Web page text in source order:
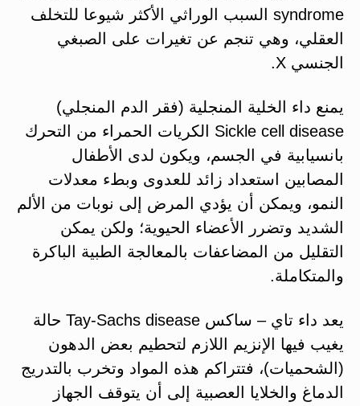
syndrome السبب الوراثي الأكثر شيوعا للتخلف
العقلي، وهي تنجم عن تغيرات على الصبغي
الجنسي X.
يمنع داء الخلية المنجلية (فقر الدم المنجلي)
Sickle cell disease الكريات الحمراء من التحرك
بانسيابية في الجسم، ويكون لدى الأطفال
المصابين استعداد زائد للعدوى وبطء معدلات
النمو، ويمكن أن يؤدي المرض إلى نوبات من الألم
الشديد وتضرر الأعضاء الحيوية؛ ولكن يمكن
التقليل من المضاعفات بالمعالجة الطبية الباكرة
والمتكاملة.
يعد داء تاي – ساكس Tay-Sachs disease حالة
يغيب فيها الإنزيم اللازم لتحطيم بعض الدهون
(الشحميات)، فتتراكم هذه المواد وتخرب بالتدريج
الدماغ والخلايا العصبية إلى أن يتوقف الجهاز